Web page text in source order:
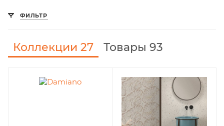
ФИЛЬТР
Коллекции 27 Товары 93